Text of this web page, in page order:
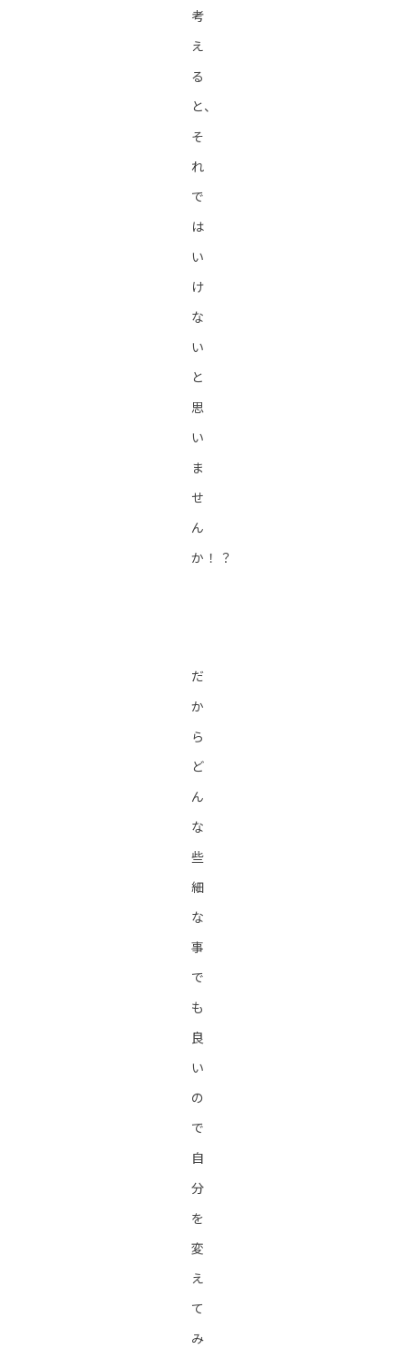
考
え
る
と、
そ
れ
で
は
い
け
な
い
と
思
い
ま
せ
ん
か！？
だ
か
ら
ど
ん
な
些
細
な
事
で
も
良
い
の
で
自
分
を
変
え
て
み